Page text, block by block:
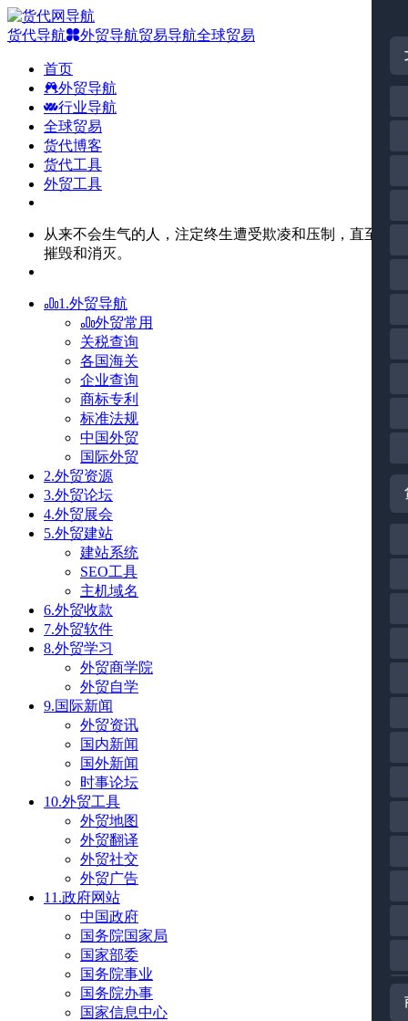
货代导航 外贸导航贸易导航全球贸易
首页
外贸导航
行业导航
全球贸易
货代博客
货代工具
外贸工具
从来不会生气的人，注定终生遭受欺凌和压制，直至被
摧毁和消灭。
1.外贸导航
外贸常用
关税查询
各国海关
企业查询
商标专利
标准法规
中国外贸
国际外贸
2.外贸资源
3.外贸论坛
4.外贸展会
5.外贸建站
建站系统
SEO工具
主机域名
6.外贸收款
7.外贸软件
8.外贸学习
外贸商学院
外贸自学
9.国际新闻
外贸资讯
国内新闻
国外新闻
时事论坛
10.外贸工具
外贸地图
外贸翻译
外贸社交
外贸广告
11.政府网站
中国政府
国务院国家局
国家部委
国务院事业
国务院办事
国家信息中心